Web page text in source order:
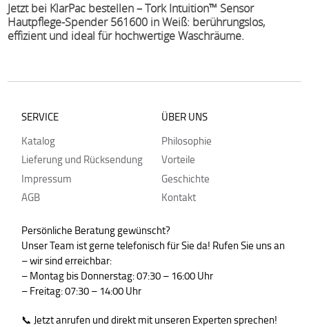
Jetzt bei KlarPac bestellen – Tork Intuition™ Sensor
Hautpflege-Spender 561600 in Weiß: berührungslos,
effizient und ideal für hochwertige Waschräume.
SERVICE
Katalog
Lieferung und Rücksendung
Impressum
AGB
ÜBER UNS
Philosophie
Vorteile
Geschichte
Kontakt
Persönliche Beratung gewünscht?
Unser Team ist gerne telefonisch für Sie da! Rufen Sie uns an
– wir sind erreichbar:
– Montag bis Donnerstag: 07:30 – 16:00 Uhr
– Freitag: 07:30 – 14:00 Uhr
📞 Jetzt anrufen und direkt mit unseren Experten sprechen!